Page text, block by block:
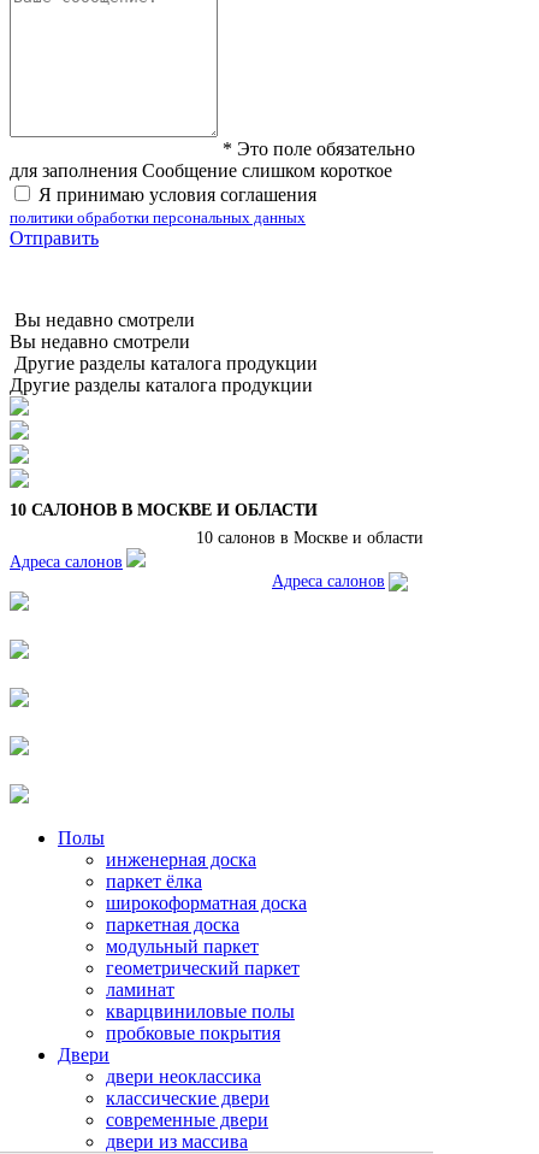
* Это поле обязательно
для заполнения Сообщение слишком короткое
Я принимаю условия соглашения
политики обработки персональных данных
Отправить
Вы недавно смотрели
Вы недавно смотрели
Другие разделы каталога продукции
Другие разделы каталога продукции
10 САЛОНОВ В МОСКВЕ И ОБЛАСТИ
10 салонов в Москве и области
Адреса салонов
Адреса салонов
Полы
инженерная доска
паркет ёлка
широкоформатная доска
паркетная доска
модульный паркет
геометрический паркет
ламинат
кварцвиниловые полы
пробковые покрытия
Двери
двери неоклассика
классические двери
современные двери
двери из массива